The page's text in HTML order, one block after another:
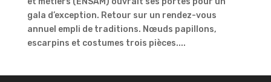
gala d’exception. Retour sur un rendez-vous
annuel empli de traditions. Nœuds papillons,
escarpins et costumes trois pièces....